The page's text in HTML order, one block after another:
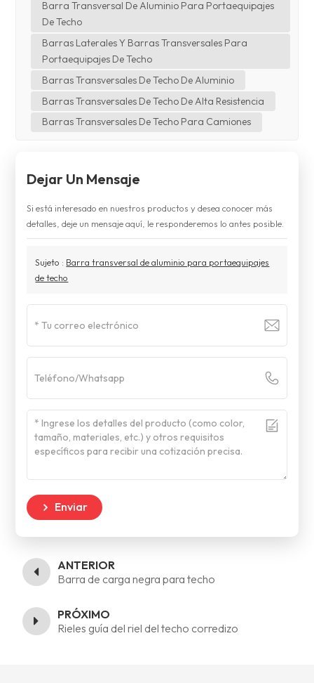
Barra Transversal De Aluminio Para Portaequipajes
De Techo
Barras Laterales Y Barras Transversales Para
Portaequipajes De Techo
Barras Transversales De Techo De Aluminio
Barras Transversales De Techo De Alta Resistencia
Barras Transversales De Techo Para Camiones
Dejar Un Mensaje
Si está interesado en nuestros productos y desea conocer más
detalles, deje un mensaje aquí, le responderemos lo antes posible.
Sujeto : Barra transversal de aluminio para portaequipajes
de techo
Enviar
ANTERIOR
Barra de carga negra para techo
PRÓXIMO
Rieles guía del riel del techo corredizo